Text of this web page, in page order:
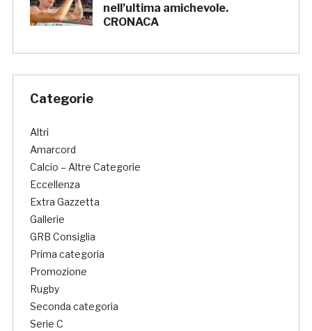
nell’ultima amichevole.
CRONACA
Categorie
Altri
Amarcord
Calcio – Altre Categorie
Eccellenza
Extra Gazzetta
Gallerie
GRB Consiglia
Prima categoria
Promozione
Rugby
Seconda categoria
Serie C